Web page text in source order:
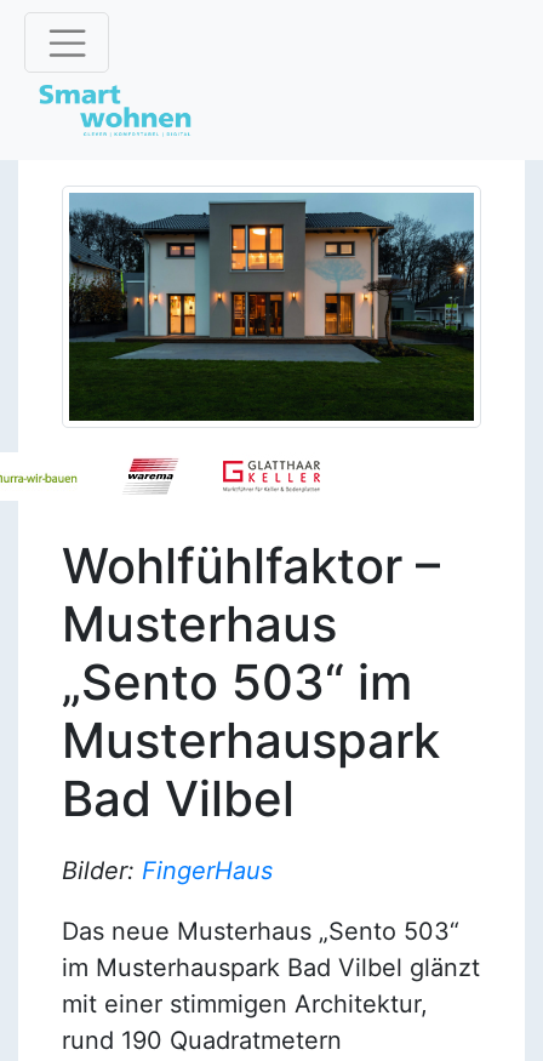
Wohlfühlfaktor –
Musterhaus
„Sento 503“ im
Musterhauspark
Bad Vilbel
Bilder: FingerHaus
Das neue Musterhaus „Sento 503“
im Musterhauspark Bad Vilbel glänzt
mit einer stimmigen Architektur,
rund 190 Quadratmetern